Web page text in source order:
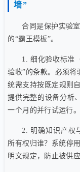
墙”
合同是保护实验
的“霸王模板”。
1. 细化验收标准
验收”的条款。必须将
统需支持按既定规则
提供完整的设备分析
一个月的并行试运行。
2. 明确知识产权
所有权归谁？系统停
明文规定，防止被供应